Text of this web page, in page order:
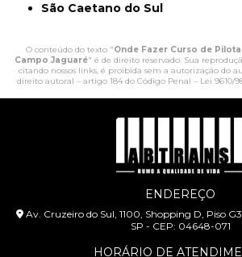
São Caetano do Sul
O conteúdo do texto "Onde Fazer Curso de
Campo Jaguaré" é de direito reservado. Sua
citando nossos links, é proibida sem a autorização do
direito autoral – artigo 184 do Código Penal – Lei 9610/
ENDEREÇO
Av. Cruzeiro do Sul, 1100, Shopping D, Piso
SP - CEP: 04648-071
HORÁRIO DE